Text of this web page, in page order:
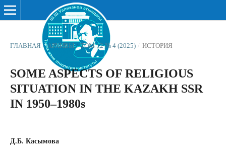
ГЛАВНАЯ / АРХИВЫ / ТОМ 12 № 4 (2025) / ИСТОРИЯ
SOME ASPECTS OF RELIGIOUS
SITUATION IN THE KAZAKH SSR
IN 1950–1980s
Д.Б. Касымова